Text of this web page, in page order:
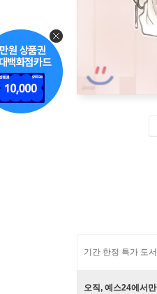
기간 한정 특가 도서
오직, 예스24에서만